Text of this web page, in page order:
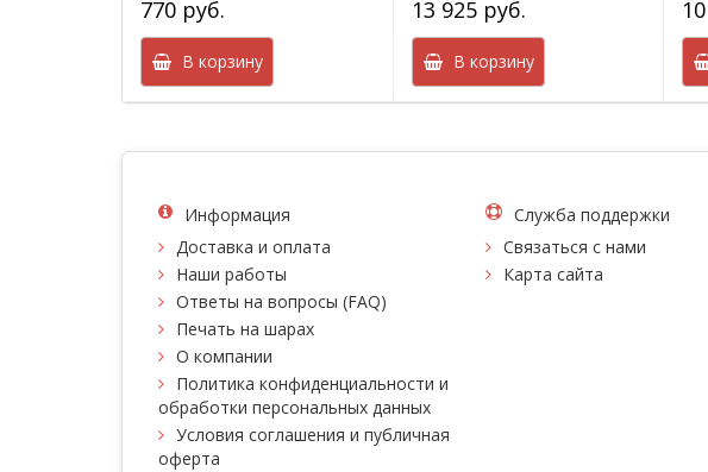
770 руб.
В корзину
13 925 руб.
В корзину
Информация
Доставка и оплата
Наши работы
Ответы на вопросы (FAQ)
Печать на шарах
О компании
Политика конфиденциальности и
обработки персональных данных
Условия соглашения и публичная
оферта
Служба поддержки
Связаться с нами
Карта сайта